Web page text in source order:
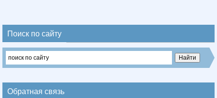
Поиск по сайту
Обратная связь